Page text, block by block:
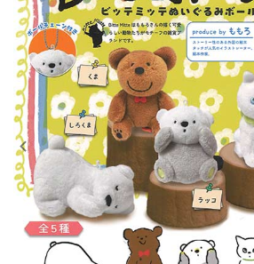
カプセルトイマシン本体
カプセルトイ
販促用空カプセル
レンタル
景品・玩具・文具